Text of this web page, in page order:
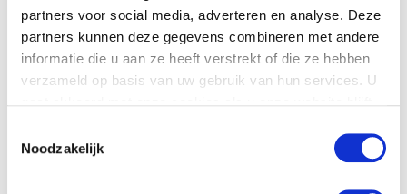
partners voor social media, adverteren en analyse. Deze
partners kunnen deze gegevens combineren met andere
informatie die u aan ze heeft verstrekt of die ze hebben
verzameld op basis van uw gebruik van hun services. U
Noodzakelijk